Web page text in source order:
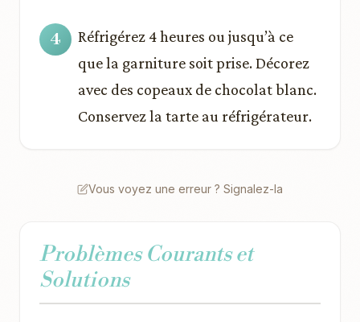
Réfrigérez 4 heures ou jusqu’à ce
que la garniture soit prise. Décorez
avec des copeaux de chocolat blanc.
Conservez la tarte au réfrigérateur.
Vous voyez une erreur ? Signalez-la
Problèmes Courants et
Solutions